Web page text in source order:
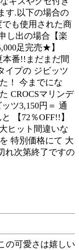
す.以下の場合の
も使用された商
し出の場合【楽
足完売★】
本番!!まだまだ間
イプの ジビッツ
今までにな
CROCSマリンデ
ツ3,150円＝ 通
【72％OFF!!】
ヒット間違いな
特別価格にて 大
れ次第終了ですの
の可愛さは嬉しい